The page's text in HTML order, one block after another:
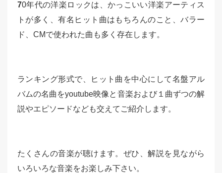
70年代の洋楽ロックは、かっこいい洋楽アーティス
トが多く、有名ヒット曲はもちろんのこと、バラー
ド、CMで使われた曲も多く存在します。
ランキング形式で、ヒット曲を中心にして名盤アル
バムの名曲をyoutube映像と音楽および１曲ずつの解
説やエピソードなども交えてご紹介します。
たくさんの音楽が聴けます。ぜひ、解説を見ながら
いろいろな音楽をお楽しみ下さい。